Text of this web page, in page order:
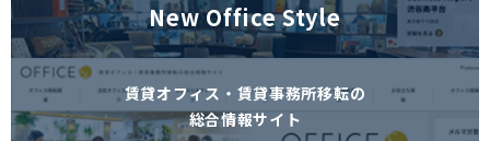
New Office Style
賃貸オフィス・賃貸事務所移転の
総合情報サイト